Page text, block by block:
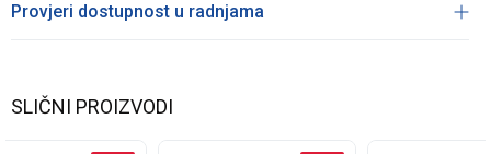
Provjeri dostupnost u radnjama
SLIČNI PROIZVODI